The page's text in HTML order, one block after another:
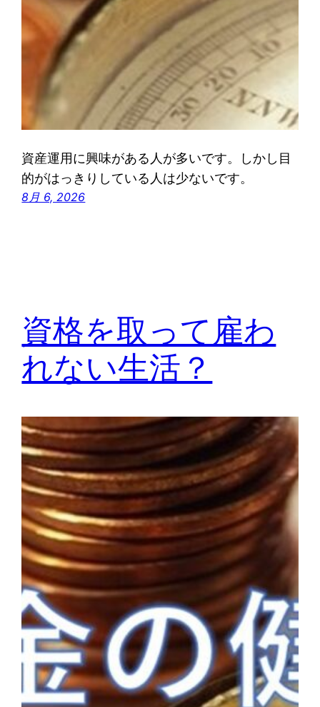
資産運用に興味がある人が多いです。しかし目
的がはっきりしている人は少ないです。
8月 6, 2026
資格を取って雇わ
れない生活？